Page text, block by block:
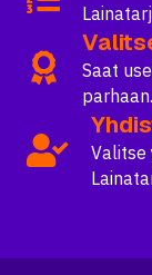
Saat
parhaan.
Valitse